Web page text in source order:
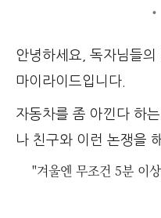
안녕하세요, 독자님들
마이라이드입니다.
자동차를 좀 아낀다 하
나 친구와 이런 논쟁을
"겨울엔 무조건 5분 이